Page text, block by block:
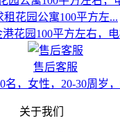
租花园公寓100平方左...
港花园100平方左右，
售后客服
名，女性，20-30周岁
关于我们